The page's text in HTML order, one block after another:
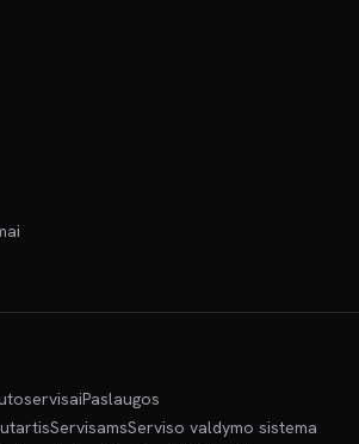
Paslaugos
ServisamsServiso valdymo sistema